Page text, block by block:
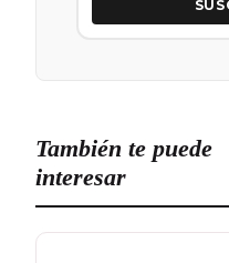
También te puede
interesar